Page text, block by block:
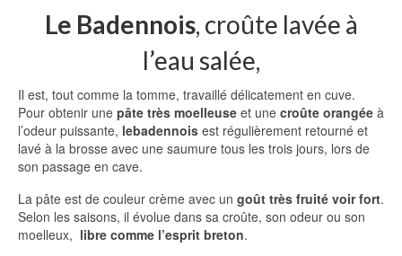
Le Badennois, croûte lavée à
l’eau salée,
Il est, tout comme la tomme, travaillé délicatement en cuve.
Pour obtenir une pâte très moelleuse et une croûte orangée à
l’odeur puissante, lebadennois est régulièrement retourné et
lavé à la brosse avec une saumure tous les trois jours, lors de
son passage en cave.
La pâte est de couleur crème avec un goût très fruité voir fort.
Selon les saisons, il évolue dans sa croûte, son odeur ou son
moelleux, libre comme l’esprit breton.